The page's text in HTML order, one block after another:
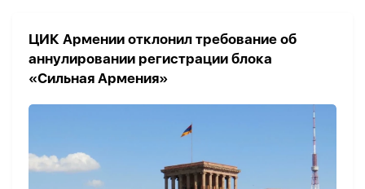
ЦИК Армении отклонил требование об
аннулировании регистрации блока
«Сильная Армения»